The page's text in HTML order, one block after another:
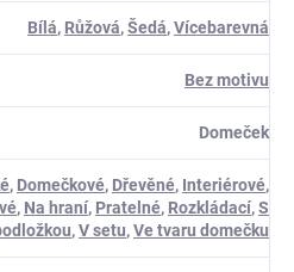
Bílá, Růžová,Šedá,Vícebarevná
Bez motivu
Domeček
, Domečkové, Dřevěné, Interiérové,
, Na hraní, Pratelné, Rozkládací,S
,V setu,Ve tvaru domečku